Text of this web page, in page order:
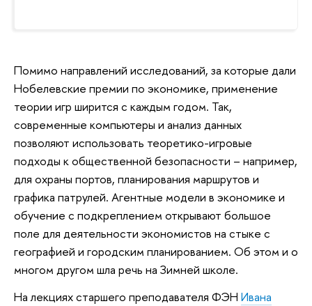
Помимо направлений исследований, за которые дали
Нобелевские премии по экономике, применение
теории игр ширится с каждым годом. Так,
современные компьютеры и анализ данных
позволяют использовать теоретико-игровые
подходы к общественной безопасности – например,
для охраны портов, планирования маршрутов и
графика патрулей. Агентные модели в экономике и
обучение с подкреплением открывают большое
поле для деятельности экономистов на стыке с
географией и городским планированием. Об этом и о
многом другом шла речь на Зимней школе.
На лекциях старшего преподавателя ФЭН Ивана